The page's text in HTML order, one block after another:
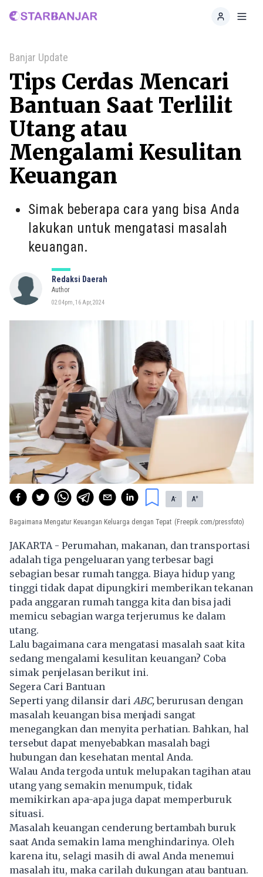
Home
Banjar Update
Tips Cerdas Mencari
Bantuan Saat Terlilit
Utang atau
Mengalami Kesulitan
Keuangan
Simak beberapa cara yang bisa Anda
lakukan untuk mengatasi masalah
keuangan.
Redaksi Daerah
Author
02:04pm, 16 Apr, 2024
A- A+
Bagaimana Mengatur Keuangan Keluarga dengan Tepat (Freepik.com/pressfoto)
JAKARTA - Perumahan, makanan, dan transportasi
adalah tiga pengeluaran yang terbesar bagi
sebagian besar rumah tangga. Biaya hidup yang
tinggi tidak dapat dipungkiri memberikan tekanan
pada anggaran rumah tangga kita dan bisa jadi
memicu sebagian warga terjerumus ke dalam
utang.
Lalu bagaimana cara mengatasi masalah saat kita
sedang mengalami kesulitan keuangan? Coba
simak penjelasan berikut ini.
Segera Cari Bantuan
Seperti yang dilansir dari ABC,berurusan dengan
masalah keuangan bisa menjadi sangat
menegangkan dan menyita perhatian. Bahkan, hal
tersebut dapat menyebabkan masalah bagi
hubungan dan kesehatan mental Anda.
Walau Anda tergoda untuk melupakan tagihan atau
utang yang semakin menumpuk, tidak
memikirkan apa-apa juga dapat memperburuk
situasi.
Masalah keuangan cenderung bertambah buruk
saat Anda semakin lama menghindarinya. Oleh
karena itu, selagi masih di awal Anda menemui
masalah itu, maka carilah dukungan atau bantuan.